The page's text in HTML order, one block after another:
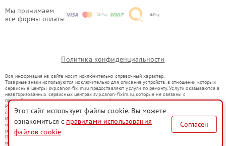
Мы принимаем
все формы оплаты
Политика конфиденциальности
Вся информация на сайте носит исключительно справочный характер.
Товарные знаки используются исключительно для описания устройств, в отношении которых
сервисные центры svp.canon-fixim.ru предоставляют услуги по ремонту. Услуги оказываются в
неавторизованных сервисных центрах svp.canon-fixim.ru, которые не связаны с
правообладателями товарных знаков или их официальными представителями.
Ремонт осуществляется для устройств, уже введенных в гражданский оборот в соответствии
со статьей 1487 ГК РФ.
Использование товарных знаков не преследует цели индивидуализации услуг или введения
потребителей в заблуждение, а служит для информирования о предоставляемых услугах по
ремонту техники указанных брендов.
Представленная на сайте информация не является публичной офертой, определяемой
положениями Статьи 437(2) Гражданского кодекса РФ
Этот сайт использует файлы cookie. Вы можете
ознакомиться с правилами использования
файлов cookie
Согласен